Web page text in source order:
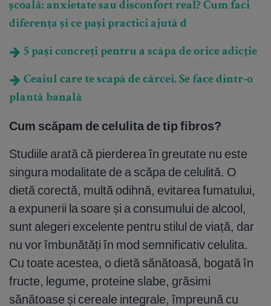
școală: anxietate sau disconfort real? Cum faci
diferența și ce pași practici ajută d
5 pași concreți pentru a scăpa de orice adicție
Ceaiul care te scapă de cârcei. Se face dintr-o
plantă banală
Cum scăpam de celulita de tip fibros?
Studiile arată că pierderea în greutate nu este
singura modalitate de a scăpa de celulită. O
dietă corectă, multă odihnă, evitarea fumatului,
a expunerii la soare și a consumului de alcool,
sunt alegeri excelente pentru stilul de viață, dar
nu vor îmbunătăți în mod semnificativ celulita.
Cu toate acestea, o dietă sănătoasă, bogată în
fructe, legume, proteine slabe, grăsimi
sănătoase și cereale integrale, împreună cu